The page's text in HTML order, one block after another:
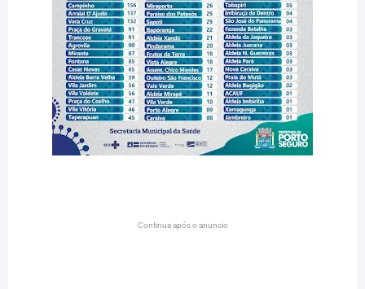
Continua após o anuncio